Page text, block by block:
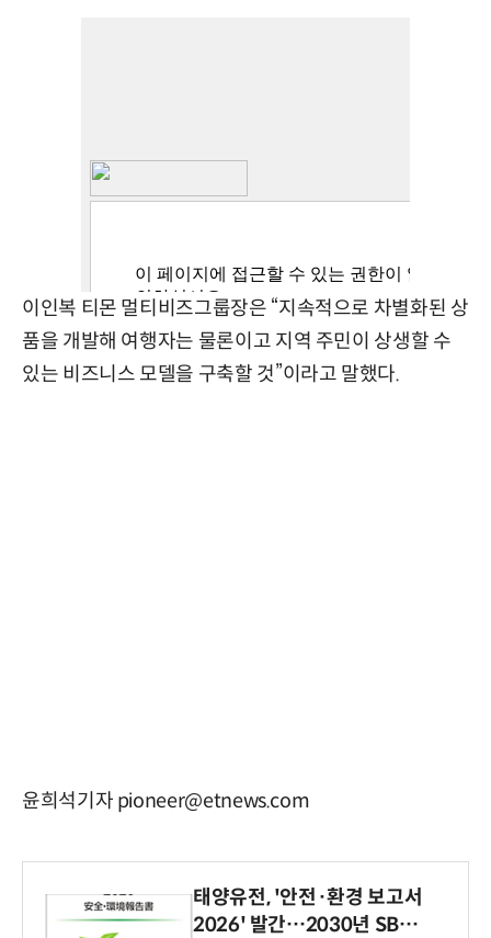
이인복 티몬 멀티비즈그룹장은 “지속적으로 차별화된 상
품을 개발해 여행자는 물론이고 지역 주민이 상생할 수
있는 비즈니스 모델을 구축할 것”이라고 말했다.
윤희석기자 pioneer@etnews.com
태양유전, '안전·환경 보고서
2026' 발간…2030년 SBT